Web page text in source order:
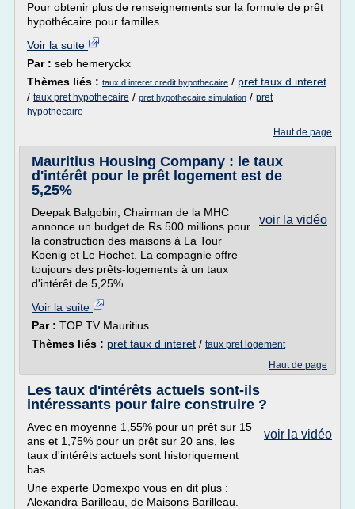
Pour obtenir plus de renseignements sur la formule de prêt
hypothécaire pour familles...
Voir la suite
Par : seb hemeryckx
Thèmes liés : taux d interet credit hypothecaire / pret taux d interet
/ taux pret hypothecaire / pret hypothecaire simulation / pret
hypothecaire
Haut de page
Mauritius Housing Company : le taux
d'intérêt pour le prêt logement est de
5,25%
voir la vidéo
Deepak Balgobin, Chairman de la MHC
annonce un budget de Rs 500 millions pour
la construction des maisons à La Tour
Koenig et Le Hochet. La compagnie offre
toujours des prêts-logements à un taux
d'intérêt de 5,25%.
Voir la suite
Par : TOP TV Mauritius
Thèmes liés : pret taux d interet / taux pret logement
Haut de page
Les taux d'intérêts actuels sont-ils
intéressants pour faire construire ?
voir la vidéo
Avec en moyenne 1,55% pour un prêt sur 15
ans et 1,75% pour un prêt sur 20 ans, les
taux d'intérêts actuels sont historiquement
bas.
Une experte Domexpo vous en dit plus :
Alexandra Barilleau, de Maisons Barilleau.